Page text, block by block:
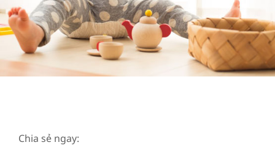
Chia sẻ ngay: